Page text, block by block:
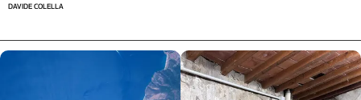
Trentino
Valle
DAVIDE COLELLA